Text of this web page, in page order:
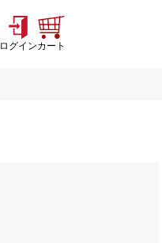
ログインカート